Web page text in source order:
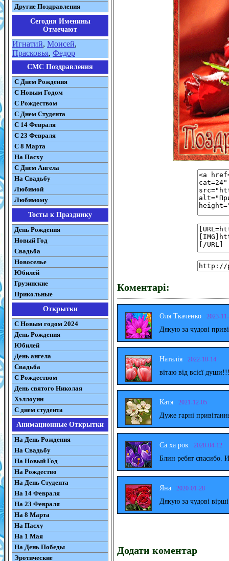
Другие Поздравления
Сегодня Именины
Отмечают
Игнатий, Моисей,
Прасковья, Федор
СМС Поздравления
С Днем Рождения
С Новым Годом
С Рождеством
C Днем Студента
С 14 Февраля
С 23 Февраля
С 8 Марта
На Пасху
C Днем Ангела
На Свадьбу
Любимой
Любимому
Тосты к Празднику
День Рождения
Новый Год
Свадьба
Новоселье
Юбилей
Грузинские
Прикольные
Открытки
С Новым годом 2024
День Рождения
Юбилей
День ангела
Свадьба
С Рождеством
День святого Николая
Хэллоуин
С днем студента
Анимационные Открытки
На День Рождения
На Свадьбу
На Новый Год
На Рождество
На День Студента
На 14 Февраля
На 23 Февраля
На 8 Марта
На Пасху
На 1 Мая
На День Победы
Эротические
Коментарі:
Оля Ткаченко 2023-
Дякую за чудові
Наталія 2022-10-14
вітаю від всієї
Катя 2021-12-05
Дуже гарні
Са ха рок 2020-04-12
Блин ребят спасибо.
Яна 2020-01-28
Дякую за чудові
Додати коментар